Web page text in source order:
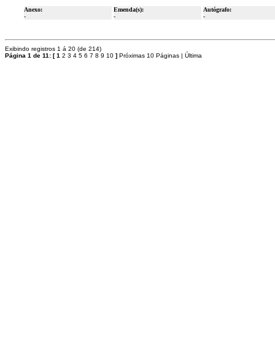
Anexo:
-
Emenda(s):
-
Autógrafo:
-
Exibindo registros 1 á 20 (de 214)
Página 1 de 11: [1 2 3 4 5 6 7 8 9 10 ] Próximas 10 Páginas | Última